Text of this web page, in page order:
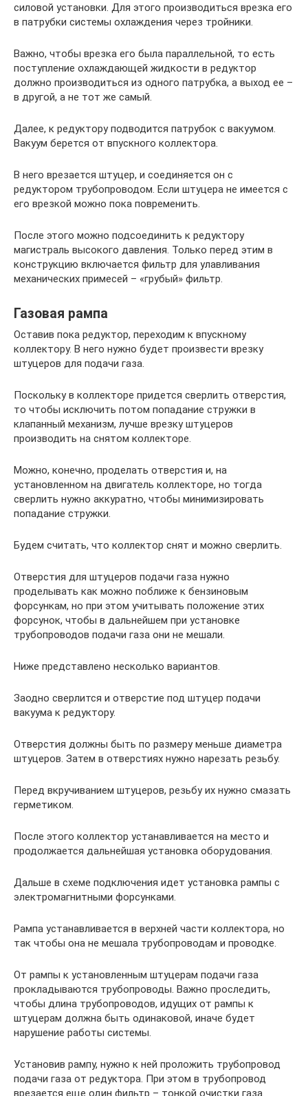
силовой установки. Для этого производиться врезка его
в патрубки системы охлаждения через тройники.
Важно, чтобы врезка его была параллельной, то есть
поступление охлаждающей жидкости в редуктор
должно производиться из одного патрубка, а выход ее –
в другой, а не тот же самый.
Далее, к редуктору подводится патрубок с вакуумом.
Вакуум берется от впускного коллектора.
В него врезается штуцер, и соединяется он с
редуктором трубопроводом. Если штуцера не имеется с
его врезкой можно пока повременить.
После этого можно подсоединить к редуктору
магистраль высокого давления. Только перед этим в
конструкцию включается фильтр для улавливания
механических примесей – «грубый» фильтр.
Газовая рампа
Оставив пока редуктор, переходим к впускному
коллектору. В него нужно будет произвести врезку
штуцеров для подачи газа.
Поскольку в коллекторе придется сверлить отверстия,
то чтобы исключить потом попадание стружки в
клапанный механизм, лучше врезку штуцеров
производить на снятом коллекторе.
Можно, конечно, проделать отверстия и, на
установленном на двигатель коллекторе, но тогда
сверлить нужно аккуратно, чтобы минимизировать
попадание стружки.
Будем считать, что коллектор снят и можно сверлить.
Отверстия для штуцеров подачи газа нужно
проделывать как можно поближе к бензиновым
форсункам, но при этом учитывать положение этих
форсунок, чтобы в дальнейшем при установке
трубопроводов подачи газа они не мешали.
Ниже представлено несколько вариантов.
Заодно сверлится и отверстие под штуцер подачи
вакуума к редуктору.
Отверстия должны быть по размеру меньше диаметра
штуцеров. Затем в отверстиях нужно нарезать резьбу.
Перед вкручиванием штуцеров, резьбу их нужно смазать
герметиком.
После этого коллектор устанавливается на место и
продолжается дальнейшая установка оборудования.
Дальше в схеме подключения идет установка рампы с
электромагнитными форсунками.
Рампа устанавливается в верхней части коллектора, но
так чтобы она не мешала трубопроводам и проводке.
От рампы к установленным штуцерам подачи газа
прокладываются трубопроводы. Важно проследить,
чтобы длина трубопроводов, идущих от рампы к
штуцерам должна быть одинаковой, иначе будет
нарушение работы системы.
Установив рампу, нужно к ней проложить трубопровод
подачи газа от редуктора. При этом в трубопровод
врезается еще один фильтр – тонкой очистки газа.